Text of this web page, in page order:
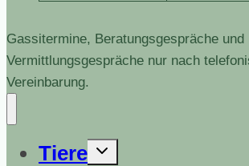
Gassitermine, Beratungsgespräche und
Vermittlungsgespräche nur nach
Vereinbarung.
Tiere
Untermenü
erweitern